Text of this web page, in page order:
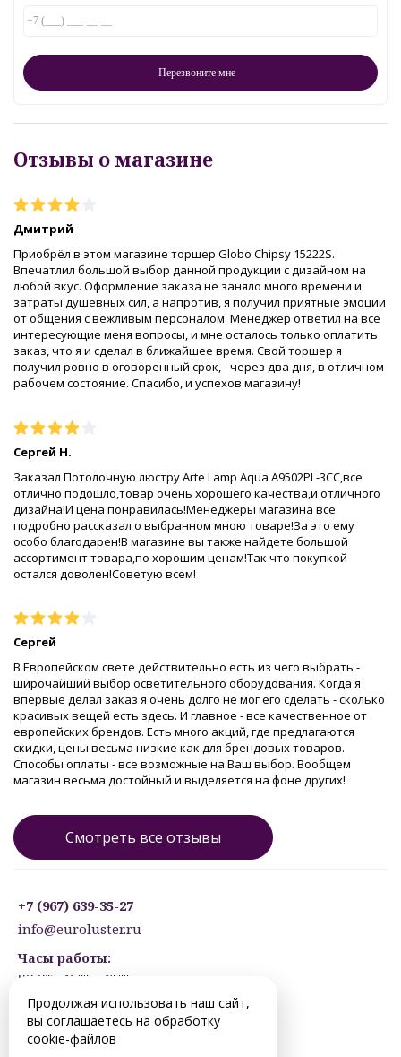
Отзывы о магазине
Дмитрий
Приобрёл в этом магазине торшер Globo Chipsy 15222S.
Впечатлил большой выбор данной продукции с дизайном на
любой вкус. Оформление заказа не заняло много времени и
затраты душевных сил, а напротив, я получил приятные эмоции
от общения с вежливым персоналом. Менеджер ответил на все
интересующие меня вопросы, и мне осталось только оплатить
заказ, что я и сделал в ближайшее время. Свой торшер я
получил ровно в оговоренный срок, - через два дня, в отличном
рабочем состояние. Спасибо, и успехов магазину!
Сергей Н.
Заказал Потолочную люстру Arte Lamp Aqua A9502PL-3CC,все
отлично подошло,товар очень хорошего качества,и отличного
дизайна!И цена понравилась!Менеджеры магазина все
подробно рассказал о выбранном мною товаре!За это ему
особо благодарен!В магазине вы также найдете большой
ассортимент товара,по хорошим ценам!Так что покупкой
остался доволен!Советую всем!
Сергей
В Европейском свете действительно есть из чего выбрать -
широчайший выбор осветительного оборудования. Когда я
впервые делал заказ я очень долго не мог его сделать - сколько
красивых вещей есть здесь. И главное - все качественное от
европейских брендов. Есть много акций, где предлагаются
скидки, цены весьма низкие как для брендовых товаров.
Способы оплаты - все возможные на Ваш выбор. Вообщем
магазин весьма достойный и выделяется на фоне других!
Смотреть все отзывы
+7 (967) 639-35-27
info@euroluster.ru
Часы работы:
ПН-ПТ: с 11:00 до 19:00
ВС: ВЫХОДНОЙ
Предварительная запись.
Продолжая использовать наш сайт,
вы соглашаетесь на обработку
cookie-файлов